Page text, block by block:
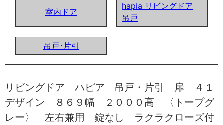
室内ドア
hapia リビングドア
吊戸
吊戸･片引
リビングドア ハピア 吊戸・片引 扉 ４１
デザイン ８６９幅 ２０００高 〈トープグ
レー〉 左右兼用 錠なし ラクラクローズ付